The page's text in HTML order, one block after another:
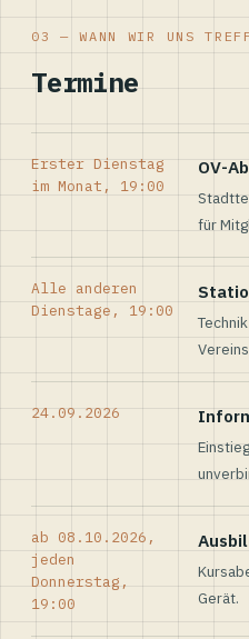
03 — WANN WIR UNS
Termine
Erster Dienstag
im Monat, 19:00
OV-
für
Alle anderen
Dienstage, 19:00
24.09.2026
ab 08.10.2026,
jeden
Donnerstag,
19:00
Gerät.